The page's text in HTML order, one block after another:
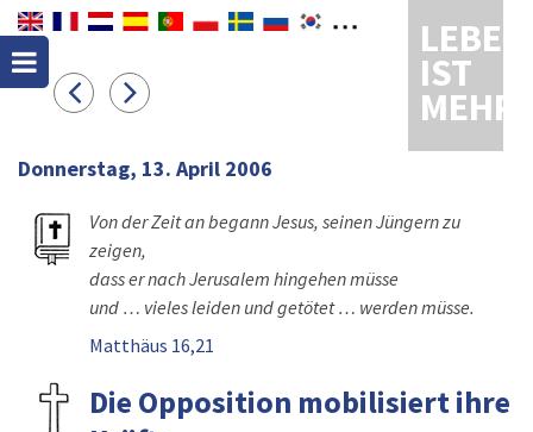
LEBEN
IST
MEHR
Donnerstag, 13. April 2006
Von der Zeit an begann Jesus, seinen Jüngern zu
zeigen,
dass er nach Jerusalem hingehen müsse
und … vieles leiden und getötet … werden müsse.
Matthäus 16,21
Die Opposition mobilisiert ihre